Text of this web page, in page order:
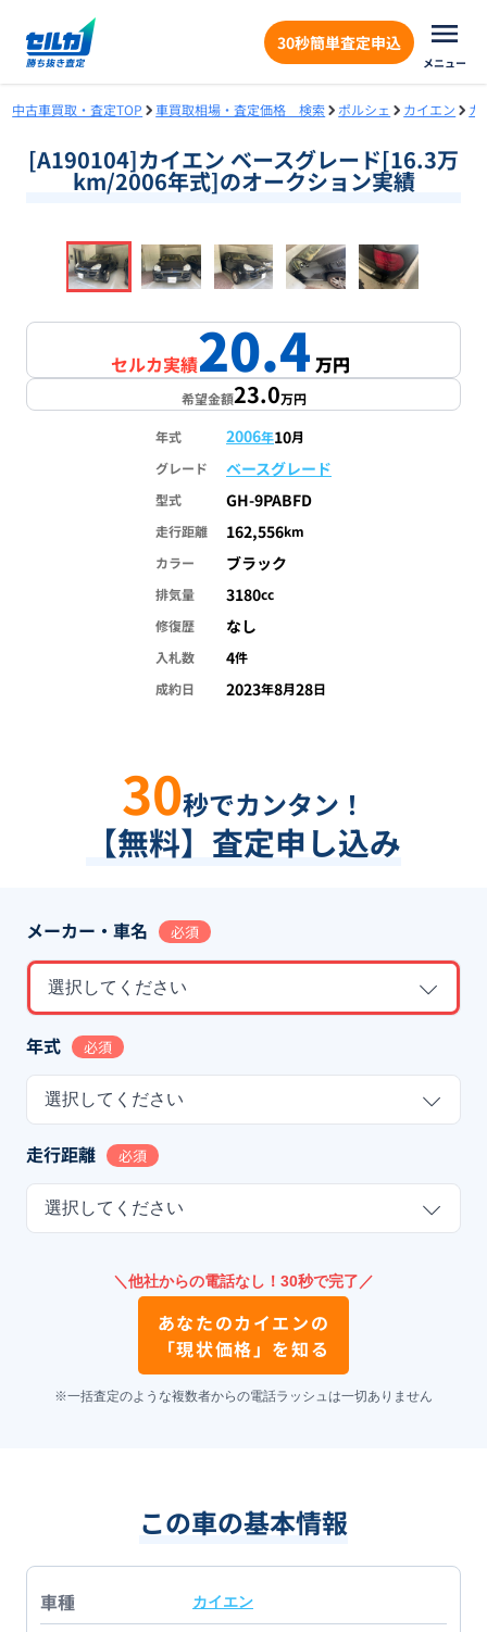
30秒簡単査定申込
メニュー
中古車買取・査定TOP 車買取相場・査定価格 検索 ポルシェ カイエン カ
[A190104]カイエン ベースグレード[16.3万
km/2006年式]のオークション実績
1/18
セルカ実績20.4万円
希望金額23.0万円
年式 2006年10月
グレード
ベースグレード
型式 GH-9PABFD
走行距離 162,556km
カラー
ブラック
排気量 3180cc
修復歴
なし
入札数 4件
成約日
2023年8月28日
30秒でカンタン！
【無料】査定申し込み
メーカー・車名 必須
選択してください
年式 必須
選択してください
走行距離 必須
選択してください
＼他社からの電話なし！30秒で完了／
あなたのカイエンの
「現状価格」を知る
※一括査定のような複数者からの電話ラッシュは一切ありません
この車の基本情報
車種 カイエン